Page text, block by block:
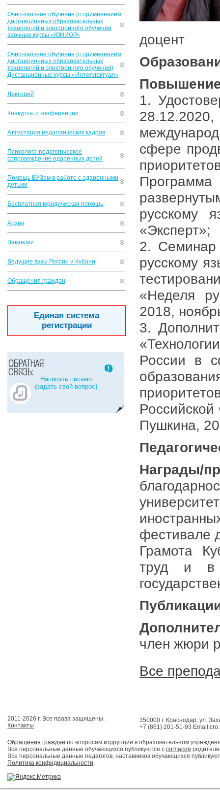
Очно-заочное обучение (с применением
дистанционных образовательных
технологий и электронного обучения
заочные курсы «ЮНИОР»
Очно-заочное обучение (с применением
дистанционных образовательных
технологий и электронного обучения)
Дистанционные курсы «Интеллектуал»
Лекторий
Конкурсы и конференции
Аттестация педагогических кадров
Психолого-педагогическое
сопровождение одаренных детей
Помощь ВУЗам в работе с одаренными
детьми
Бесплатная юридическая помощь
Архив
Вакансии
Ведущие вузы России и Кубани
Обращения граждан
Единая система
регистрации
Написать письмо
(задать свой вопрос)
доцент
1.
сфере
русскому
«Эксперт»;
2. Семинар
русскому
«Неделя
2018,
3.
России в
Пушкина,
Награды/
фестивале
Грамота
труд и в
член жюри
Все
2011-2026 г. Все права защищены.
Контакты
350000 г. Краснодар, ул.
+7 (861) 201-51-93
Обращения граждан по вопросам коррупции в образовательном
Все персональные данные обучающихся публикуются с согласия
Все персональные данные педагогов, наставников обучающихся
Политика конфидициальности.